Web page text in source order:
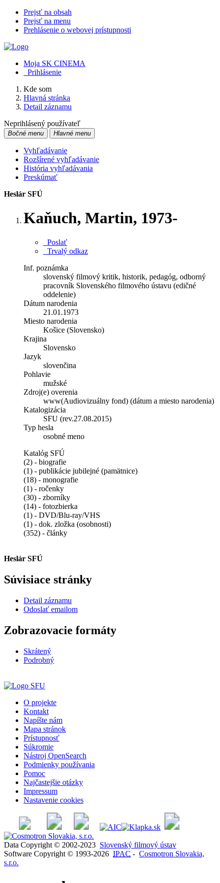
Prejsť na obsah
Prejsť na menu
Prehlásenie o webovej prístupnosti
Moja SK CINEMA
Prihlásenie
Kde som
Hlavná stránka
Detail záznamu
Neprihlásený používateľ
Bočné menu Hlavné menu
Vyhľadávanie
Rozšírené vyhľadávanie
História vyhľadávania
Preskúmať
Heslár SFÚ
Kaňuch, Martin, 1973-
Poslať
Trvalý odkaz
Inf. poznámka
slovenský filmový kritik, historik, pedagóg, odborný
pracovník Slovenského filmového ústavu (edičné
oddelenie)
Dátum narodenia
21.01.1973
Miesto narodenia
Košice (Slovensko)
Krajina
Slovensko
Jazyk
slovenčina
Pohlavie
mužské
Zdroj(e) overenia
www(Audiovizuálny fond) (dátum a miesto narodenia)
Katalogizácia
SFU (rev.27.08.2015)
Typ hesla
osobné meno
Katalóg SFÚ
(2) - biografie
(1) - publikácie jubilejné (pamätnice)
(18) - monografie
(1) - ročenky
(30) - zborníky
(14) - fotozbierka
(1) - DVD/Blu-ray/VHS
(1) - dok. zložka (osobnosti)
(352) - články
Heslár SFÚ
Súvisiace stránky
Detail záznamu
Odoslať emailom
Zobrazovacie formáty
Skrátený
Podrobný
O projekte
Kontakt
Napíšte nám
Mapa stránok
Prístupnosť
Súkromie
Nástroj OpenSearch
Podmienky používania
Pomoc
Najčastejšie otázky
Impressum
Nastavenie cookies
Data Copyright © 2002-2023 Slovenský filmový ústav
Software Copyright © 1993-2026 IPAC - Cosmotron Slovakia,
s.r.o.